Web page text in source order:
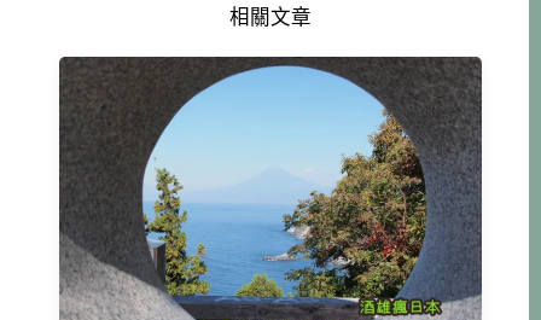
相關文章